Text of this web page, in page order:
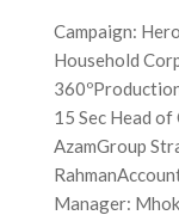
Campaign:
Household
15 Sec Head
AzamGroup
Manager: